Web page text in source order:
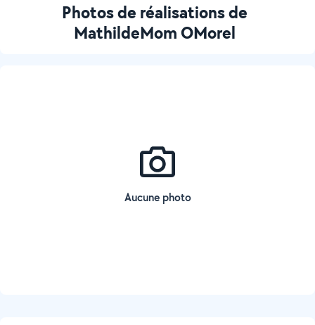
Photos de réalisations de
MathildeMom OMorel
Aucune photo